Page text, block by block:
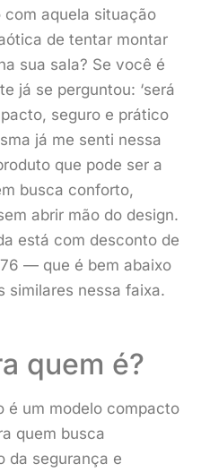
aquela situação
de tentar montar
sua sala? Se você é
já se perguntou: ‘será
seguro e prático
já me senti nessa
que pode ser a
busca conforto,
abrir mão do design.
está com desconto de
— que é bem abaixo
similares nessa faixa.
quem é?
é um modelo compacto
quem busca
da segurança e